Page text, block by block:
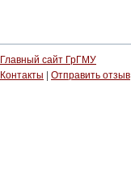
Главный сайт ГрГМУ
Контакты
Отправить отзыв